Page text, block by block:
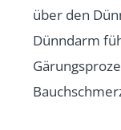
über den
Dünndarm